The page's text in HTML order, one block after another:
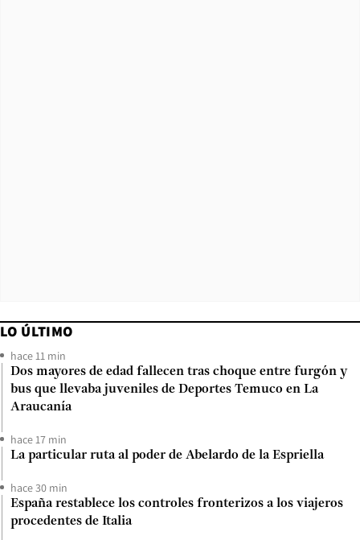
LO ÚLTIMO
hace 11 min
Dos mayores de edad fallecen tras choque entre furgón y
bus que llevaba juveniles de Deportes Temuco en La
Araucanía
hace 17 min
La particular ruta al poder de Abelardo de la Espriella
hace 30 min
España restablece los controles fronterizos a los viajeros
procedentes de Italia